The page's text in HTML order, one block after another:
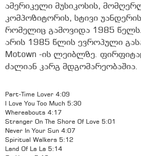
ამერიკელი მუსიკოსის,
კომპოზიტორის, სტივი
რომელიც გამოვიდა 1985
არის 1985 წლის ევროპული
Motown -ის ლეიბლზე.
ძალიან კარგ მდგომარეობაშია.
Part-Time Lover 4:09
I Love You Too Much 5:30
Whereabouts 4:17
Stranger On The Shore Of Love 5:01
Never In Your Sun 4:07
Spiritual Walkers 5:12
Land Of La La 5:14